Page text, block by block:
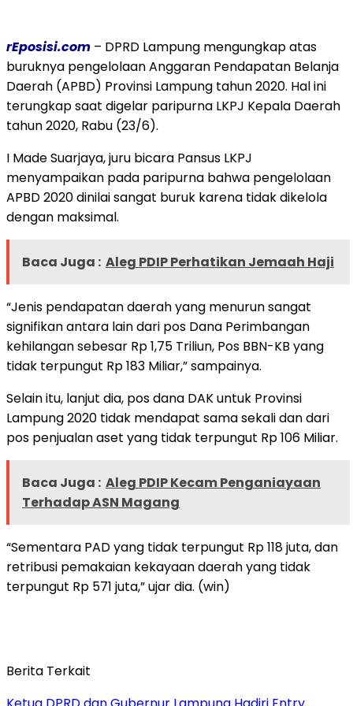
rEposisi.com – DPRD Lampung mengungkap atas
buruknya pengelolaan Anggaran Pendapatan Belanja
Daerah (APBD) Provinsi Lampung tahun 2020. Hal ini
terungkap saat digelar paripurna LKPJ Kepala Daerah
tahun 2020, Rabu (23/6).
I Made Suarjaya, juru bicara Pansus LKPJ
menyampaikan pada paripurna bahwa pengelolaan
APBD 2020 dinilai sangat buruk karena tidak dikelola
dengan maksimal.
Baca Juga : Aleg PDIP Perhatikan Jemaah Haji
“Jenis pendapatan daerah yang menurun sangat
signifikan antara lain dari pos Dana Perimbangan
kehilangan sebesar Rp 1,75 Triliun, Pos BBN-KB yang
tidak terpungut Rp 183 Miliar,” sampainya.
Selain itu, lanjut dia, pos dana DAK untuk Provinsi
Lampung 2020 tidak mendapat sama sekali dan dari
pos penjualan aset yang tidak terpungut Rp 106 Miliar.
Baca Juga : Aleg PDIP Kecam Penganiayaan
Terhadap ASN Magang
“Sementara PAD yang tidak terpungut Rp 118 juta, dan
retribusi pemakaian kekayaan daerah yang tidak
terpungut Rp 571 juta,” ujar dia. (win)
Berita Terkait